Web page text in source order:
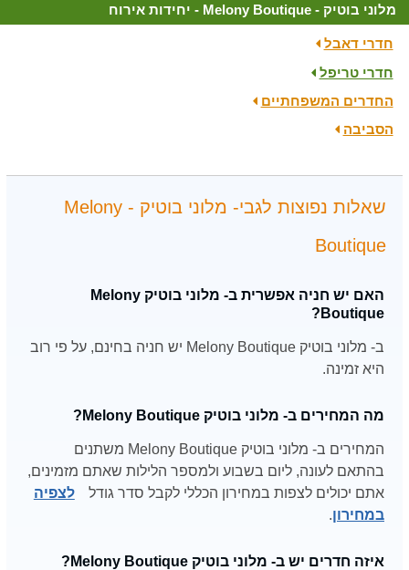
מלוני בוטיק - Melony Boutique - יחידות אירוח
חדרי דאבל
חדרי טריפל
החדרים המשפחתיים
הסביבה
שאלות נפוצות לגבי- מלוני בוטיק - Melony
Boutique
האם יש חניה אפשרית ב- מלוני בוטיק Melony
Boutique?
ב- מלוני בוטיק Melony Boutique יש חניה בחינם, על פי רוב
היא זמינה.
מה המחירים ב- מלוני בוטיק Melony Boutique?
המחירים ב- מלוני בוטיק Melony Boutique משתנים
בהתאם לעונה, ליום בשבוע ולמספר הלילות שאתם מזמינים,
אתם יכולים לצפות במחירון הכללי לקבל סדר גודל
לצפיה
במחירון.
איזה חדרים יש ב- מלוני בוטיק Melony Boutique?